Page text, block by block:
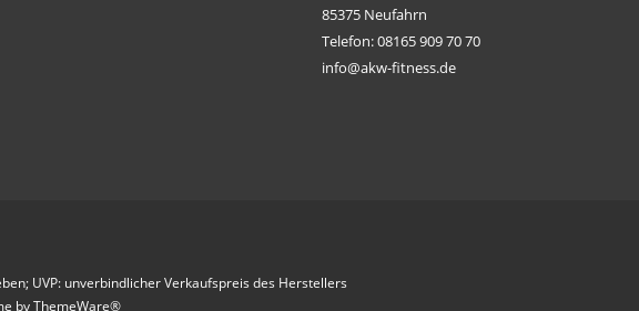
85375 Neufahrn
Telefon: 08165 909 70 70
info@akw-fitness.de
UVP: unverbindlicher Verkaufspreis des Herstellers
byThemeWare®